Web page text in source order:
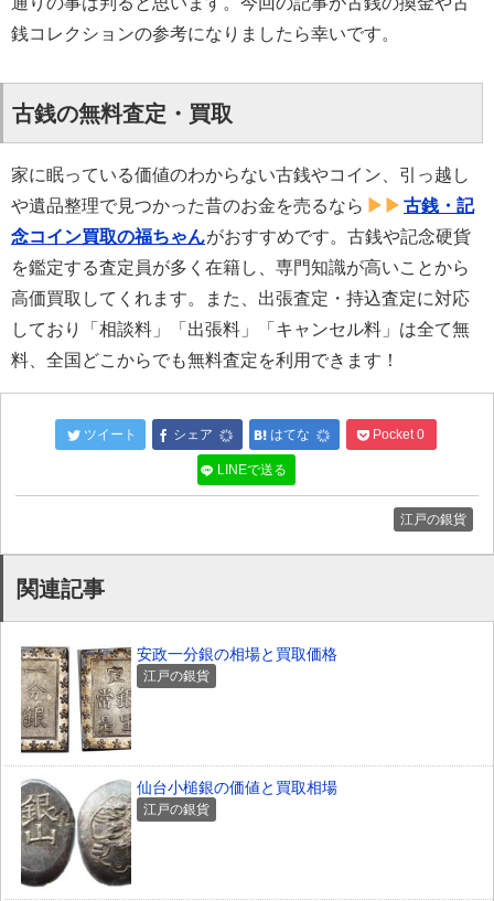
銭コレクションの参考になりましたら幸いです。
古銭の無料査定・買取
家に眠っている価値のわからない古銭やコイン、引っ越し
や遺品整理で見つかった昔のお金を売るなら
古銭・記
念コイン買取の福ちゃんがおすすめです。古銭や記念硬貨
を鑑定する査定員が多く在籍し、専門知識が高いことから
高価買取してくれます。また、出張査定・持込査定に対応
しており「相談料」「出張料」「キャンセル料」は全て無
料、全国どこからでも無料査定を利用できます！
ツイート シェア はてな Pocket 0
LINEで送る
江戸の銀貨
関連記事
安政一分銀の相場と買取価格
江戸の銀貨
仙台小槌銀の価値と買取相場
江戸の銀貨